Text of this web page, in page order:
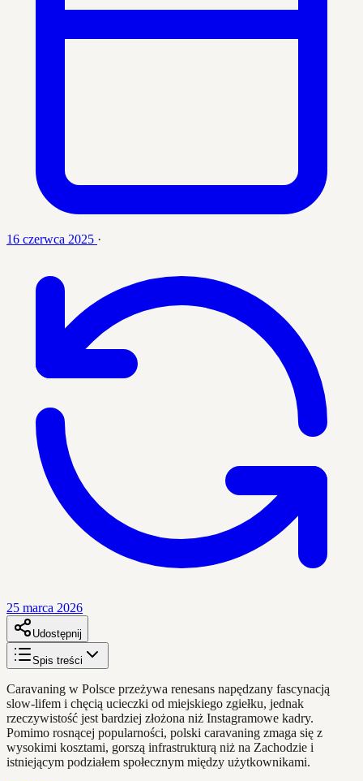
16 czerwca 2025 ·
25 marca 2026
Udostępnij
Spis treści
Caravaning w Polsce przeżywa renesans napędzany fascynacją
slow-lifem i chęcią ucieczki od miejskiego zgiełku, jednak
rzeczywistość jest bardziej złożona niż Instagramowe kadry.
Pomimo rosnącej popularności, polski caravaning zmaga się z
wysokimi kosztami, gorszą infrastrukturą niż na Zachodzie i
istniejącym podziałem społecznym między użytkownikami.